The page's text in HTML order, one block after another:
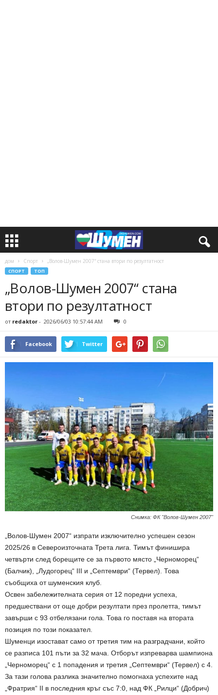
дом Спорт „Волов-Шумен 2007“ стана втори по резултатност
СПОРТ ТОП
„Волов-Шумен 2007“ стана
втори по резултатност
от redaktor - 2026/06/03 10:57:44 AM 0
Facebook Twitter
Снимка: ФК "Волов-Шумен 2007"
„Волов-Шумен 2007“ изпрати изключително успешен сезон
2025/26 в Североизточната Трета лига. Тимът финишира
четвърти след борещите се за първото място „Черноморец“
(Балчик), „Лудогорец“ III и „Септември“ (Тервел). Това
съобщиха от шуменския клуб.
Освен забележителната серия от 12 поредни успеха,
предшествани от още добри резултати през пролетта, тимът
завърши с 93 отбелязани гола. Това го поставя на втората
позиция по този показател.
Шуменци изостават само от третия тим на разградчани, който
се разписа 101 пъти за 32 мача. Отборът изпреварва шампиона
„Черноморец“ с 1 попадения и третия „Септември“ (Тервел) с 4.
За тази голова разлика значително помогнаха успехите над
„Фратрия“ II в последния кръг със 7:0, над ФК „Рилци“ (Добрич)